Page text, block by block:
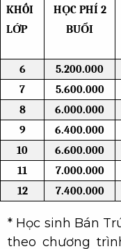
KHỐI
LỚP
HỌC PHÍ 2
BUỔI
6 5.200.000
7
5.600.000
8
6.000.000
9
6.400.000
10
6.600.000
11
7.000.000
12
7.400.000
* Học sinh Bán
theo chương